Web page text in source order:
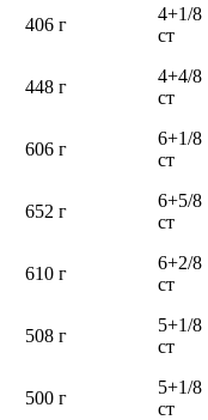
406 г
4+1/8
ст
448 г
4+4/8
ст
606 г
6+1/8
ст
652 г
6+5/8
ст
610 г
6+2/8
ст
508 г
5+1/8
ст
500 г
5+1/8
ст